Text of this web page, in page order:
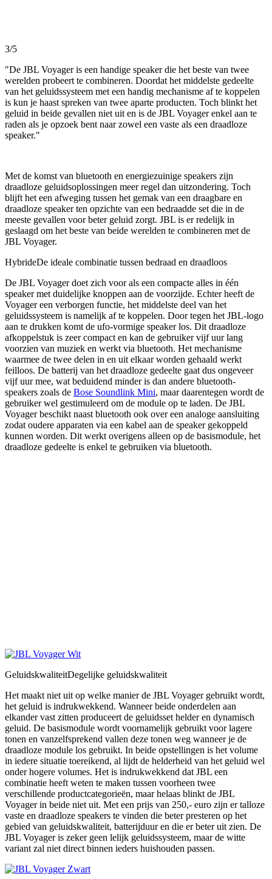
3/5
"De JBL Voyager is een handige speaker die het beste van twee
werelden probeert te combineren. Doordat het middelste gedeelte
van het geluidssysteem met een handig mechanisme af te koppelen
is kun je haast spreken van twee aparte producten. Toch blinkt het
geluid in beide gevallen niet uit en is de JBL Voyager enkel aan te
raden als je opzoek bent naar zowel een vaste als een draadloze
speaker."
Met de komst van bluetooth en energiezuinige speakers zijn
draadloze geluidsoplossingen meer regel dan uitzondering. Toch
blijft het een afweging tussen het gemak van een draagbare en
draadloze speaker ten opzichte van een bedraadde set die in de
meeste gevallen voor beter geluid zorgt. JBL is er redelijk in
geslaagd om het beste van beide werelden te combineren met de
JBL Voyager.
HybrideDe ideale combinatie tussen bedraad en draadloos
De JBL Voyager doet zich voor als een compacte alles in één
speaker met duidelijke knoppen aan de voorzijde. Echter heeft de
Voyager een verborgen functie, het middelste deel van het
geluidssysteem is namelijk af te koppelen. Door tegen het JBL-logo
aan te drukken komt de ufo-vormige speaker los. Dit draadloze
afkoppelstuk is zeer compact en kan de gebruiker vijf uur lang
voorzien van muziek en werkt via bluetooth. Het mechanisme
waarmee de twee delen in en uit elkaar worden gehaald werkt
feilloos. De batterij van het draadloze gedeelte gaat dus ongeveer
vijf uur mee, wat beduidend minder is dan andere bluetooth-
speakers zoals de Bose Soundlink Mini, maar daarentegen wordt de
gebruiker wel gestimuleerd om de module op te laden. De JBL
Voyager beschikt naast bluetooth ook over een analoge aansluiting
zodat oudere apparaten via een kabel aan de speaker gekoppeld
kunnen worden. Dit werkt overigens alleen op de basismodule, het
draadloze gedeelte is enkel te gebruiken via bluetooth.
GeluidskwaliteitDegelijke geluidskwaliteit
Het maakt niet uit op welke manier de JBL Voyager gebruikt wordt,
het geluid is indrukwekkend. Wanneer beide onderdelen aan
elkander vast zitten produceert de geluidsset helder en dynamisch
geluid. De basismodule wordt voornamelijk gebruikt voor lagere
tonen en vanzelfsprekend vallen deze tonen weg wanneer je de
draadloze module los gebruikt. In beide opstellingen is het volume
in iedere situatie toereikend, al lijdt de helderheid van het geluid wel
onder hogere volumes. Het is indrukwekkend dat JBL een
combinatie heeft weten te maken tussen voorheen twee
verschillende productcategorieën, maar helaas blinkt de JBL
Voyager in beide niet uit. Met een prijs van 250,- euro zijn er talloze
vaste en draadloze speakers te vinden die beter presteren op het
gebied van geluidskwaliteit, batterijduur en die er beter uit zien. De
JBL Voyager is zeker geen lelijk geluidssysteem, maar de witte
variant zal niet direct binnen ieders huishouden passen.